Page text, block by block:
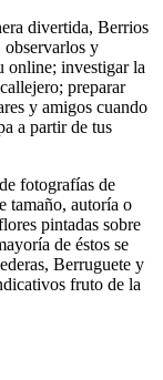
divertida, Berrios
observarlos y
online; investigar la
preparar
y amigos cuando
a partir de tus
fotografías de
tamaño, autoría o
pintadas sobre
de éstos se
Berruguete y
fruto de la